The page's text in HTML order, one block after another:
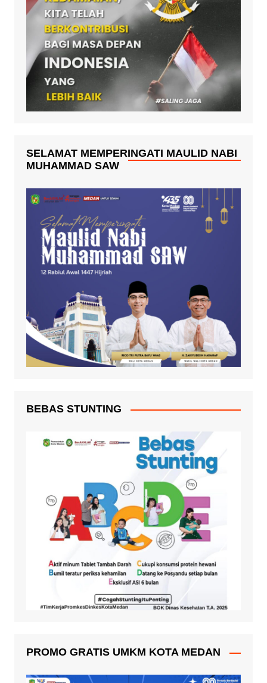
SELAMAT MEMPERINGATI MAULID NABI
MUHAMMAD SAW
BEBAS STUNTING
PROMO GRATIS UMKM KOTA MEDAN